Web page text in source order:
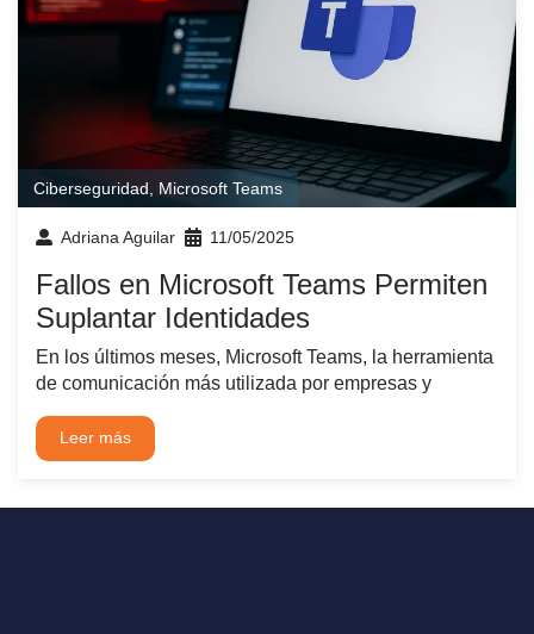
Ciberseguridad Microsoft Teams
Adriana Aguilar 11/05/2025
Fallos en Microsoft Teams Permiten
Suplantar Identidades
En los últimos meses, Microsoft Teams, la herramienta
de comunicación más utilizada por empresas y
Leer más